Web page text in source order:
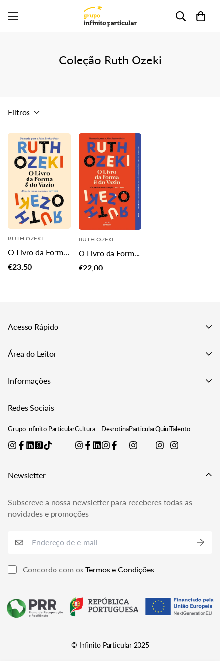
Coleção Ruth Ozeki
Filtros
RUTH OZEKI
O Livro da Forma
e do Vazio
Translation
€23,50
RUTH OZEKI
O Livro da Forma
e do Vazio
Translation
€22,00
Acesso Rápido
Catálogo
Merchandising
Área do Leitor
A Minha Conta
Verificar Encomendas
Gerir Subscrições
Perguntas Frequentes
Informações
Contactos
Redes Sociais
Grupo Infinito ParticularCultura DesrotinaParticularQuiuíTalento
Newsletter
Subscreve a nossa newsletter para receberes todas as
novidades e promoções
Concordo com os Termos e Condições
© Infinito Particular 2025